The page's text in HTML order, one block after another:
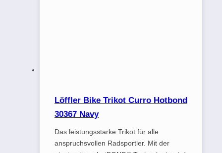
Löffler Bike Trikot Curro Hotbond
30367 Navy
Das leistungsstarke Trikot für alle
anspruchsvollen Radsportler. Mit der